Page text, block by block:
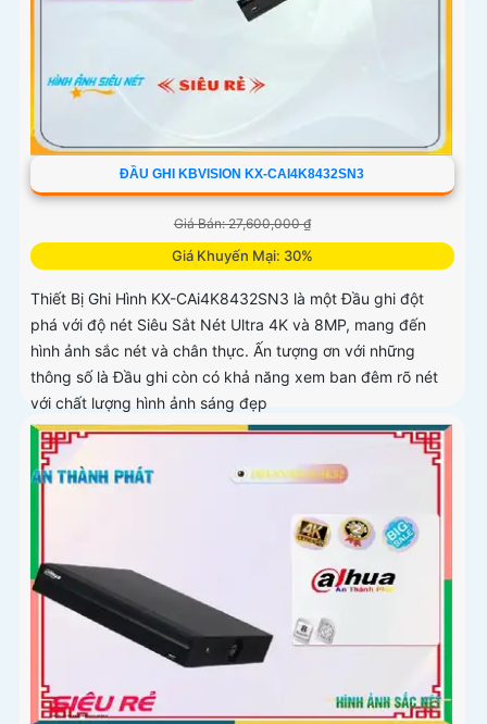
ĐẦU GHI KBVISION KX-CAI4K8432SN3
Giá Bán: 27,600,000 ₫
Giá Khuyến Mại: 30%
Thiết Bị Ghi Hình KX-CAi4K8432SN3 là một Đầu ghi đột
phá với độ nét Siêu Sắt Nét Ultra 4K và 8MP, mang đến
hình ảnh sắc nét và chân thực. Ấn tượng ơn với những
thông số là Đầu ghi còn có khả năng xem ban đêm rõ nét
với chất lượng hình ảnh sáng đẹp